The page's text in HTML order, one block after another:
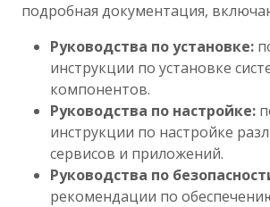
подробная документация,
Руководства по установке:
инструкции по установке
компонентов.
Руководства по настройке:
инструкции по настройке
сервисов и приложений.
Руководства по
рекомендации по